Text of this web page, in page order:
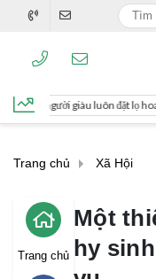
đặt lọ hoa bên trái bàn thờ,
Trang chủ Xã Hội
Trang chủ
Một
hy